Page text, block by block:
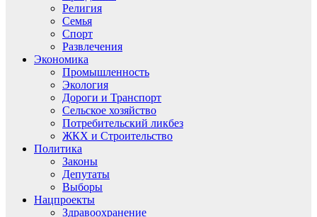
Религия
Семья
Спорт
Развлечения
Экономика
Промышленность
Экология
Дороги и Транспорт
Сельское хозяйство
Потребительский ликбез
ЖКХ и Строительство
Политика
Законы
Депутаты
Выборы
Нацпроекты
Здравоохранение